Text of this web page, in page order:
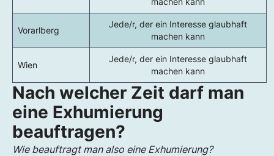
Vorarlberg
Jede/r, der ein Interesse glaubhaft
machen kann
Wien
Jede/r, der ein Interesse glaubhaft
machen kann
Nach welcher Zeit darf man
eine Exhumierung
beauftragen?
Wie beauftragt man also eine Exhumierung?